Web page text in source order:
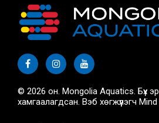
© 2026 он. Mongolia Aquatics. Бүх
хамгаалагдсан. Вэб хөгжүүлэгч